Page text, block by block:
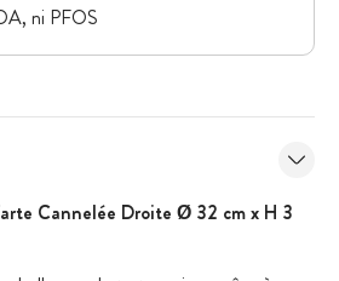
ni PFOS
Cannelée Droite Ø 32 cm x H 3